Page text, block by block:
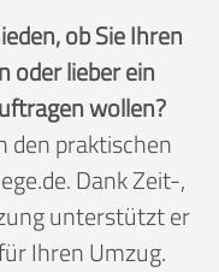
ob Sie Ihren
oder lieber ein
wollen?
den praktischen
Dank Zeit-,
unterstützt er
Ihren Umzug.